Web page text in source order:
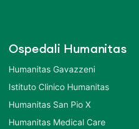
Ospedali Humanitas
Humanitas Gavazzeni
Istituto Clinico Humanitas
Humanitas San Pio X
Humanitas Medical Care